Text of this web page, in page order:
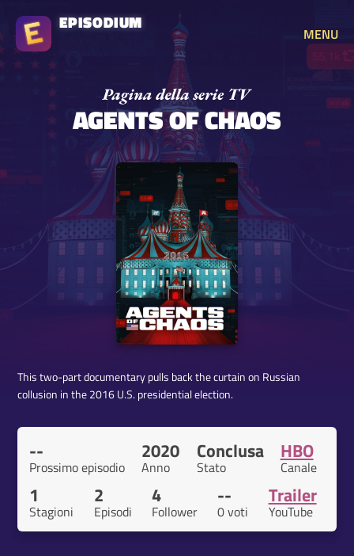
EPISODIUM
MENU
AGENTS OF CHAOS
This two-part documentary pulls back the curtain on Russian
collusion in the 2016 U.S. presidential election.
--
Prossimo episodio
2020
Anno
Conclusa
Stato
HBO
Canale
1
Stagioni
2
Episodi
4
Follower
--
0 voti
Trailer
YouTube